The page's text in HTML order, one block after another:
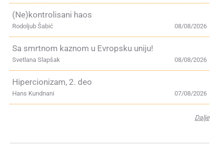
(Ne)kontrolisani haos
08/08/2026
Rodoljub Šabić
Sa smrtnom kaznom u Evropsku uniju!
08/08/2026
Svetlana Slapšak
Hipercionizam, 2. deo
07/08/2026
Hans Kundnani
Dalje